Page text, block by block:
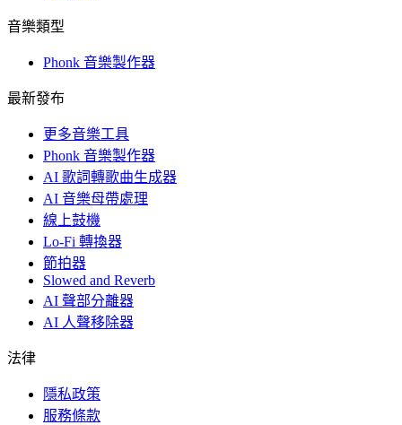
音樂類型
Phonk 音樂製作器
最新發布
更多音樂工具
Phonk 音樂製作器
AI 歌詞轉歌曲生成器
AI 音樂母帶處理
線上鼓機
Lo-Fi 轉換器
節拍器
Slowed and Reverb
AI 聲部分離器
AI 人聲移除器
法律
隱私政策
服務條款